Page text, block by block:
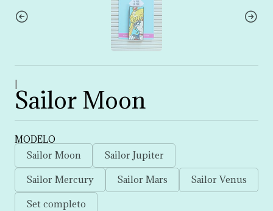
Sailor Moon
MODELO
Sailor Moon
Sailor Jupiter
Sailor Mercury Sailor Mars Sailor Venus
Set completo